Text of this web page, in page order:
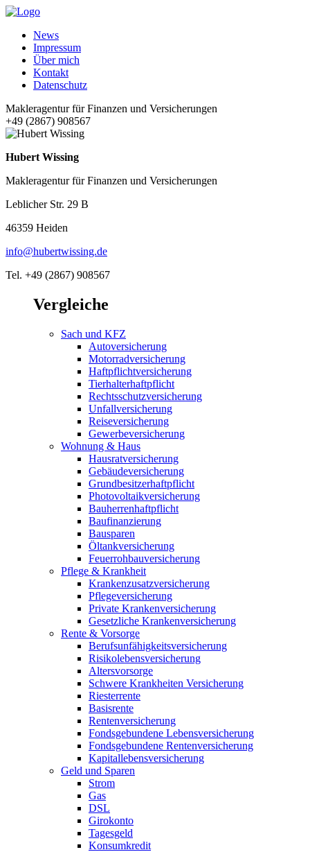
News
Impressum
Über mich
Kontakt
Datenschutz
Makleragentur für Finanzen und Versicherungen
+49 (2867) 908567
Hubert Wissing
Makleragentur für Finanzen und Versicherungen
Leblicher Str. 29 B
46359 Heiden
info@hubertwissing.de
Tel. +49 (2867) 908567
Vergleiche
Sach und KFZ
Autoversicherung
Motorradversicherung
Haftpflichtversicherung
Tierhalterhaftpflicht
Rechtsschutzversicherung
Unfallversicherung
Reiseversicherung
Gewerbeversicherung
Wohnung & Haus
Hausratversicherung
Gebäudeversicherung
Grundbesitzerhaftpflicht
Photovoltaikversicherung
Bauherrenhaftpflicht
Baufinanzierung
Bausparen
Öltankversicherung
Feuerrohbauversicherung
Pflege & Krankheit
Krankenzusatzversicherung
Pflegeversicherung
Private Krankenversicherung
Gesetzliche Krankenversicherung
Rente & Vorsorge
Berufs­unfähigkeitsversicherung
Risikolebensversicherung
Altersvorsorge
Schwere Krankheiten Versicherung
Riesterrente
Basisrente
Rentenversicherung
Fondsgebundene Lebensversicherung
Fondsgebundene Rentenversicherung
Kapitallebensversicherung
Geld und Sparen
Strom
Gas
DSL
Girokonto
Tagesgeld
Konsumkredit